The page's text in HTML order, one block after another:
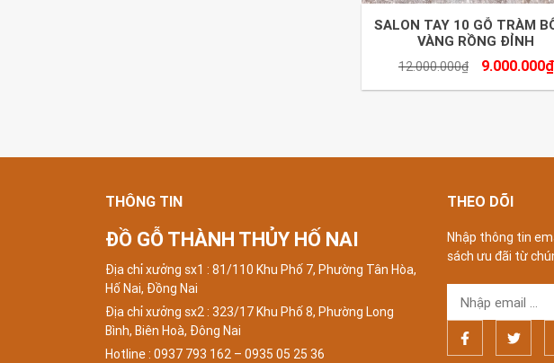
SALON TAY 10 GỖ TRÀM
VÀNG RỒNG ĐỈNH
12.000.000₫ 9.000.000₫
THÔNG TIN
ĐỒ GỖ THÀNH THỦY HỐ NAI
Địa chỉ xưởng sx1 : 81/110 Khu Phố 7, Phường Tân Hòa,
Hố Nai, Đồng Nai
Địa chỉ xưởng sx2 : 323/17 Khu Phố 8, Phường Long
Bình, Biên Hoà, Đông Nai
Hotline : 0937 793 162 – 0935 05 25 36
THEO DÕI
Nhập thông tin
sách ưu đãi từ